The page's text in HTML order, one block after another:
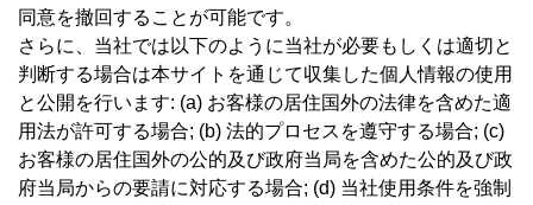
同意を撤回することが可能です。
さらに、当社では以下のように当社が必要もしくは適切と
判断する場合は本サイトを通じて収集した個人情報の使用
と公開を行います: (a) お客様の居住国外の法律を含めた適
用法が許可する場合; (b) 法的プロセスを遵守する場合; (c)
お客様の居住国外の公的及び政府当局を含めた公的及び政
府当局からの要請に対応する場合; (d) 当社使用条件を強制